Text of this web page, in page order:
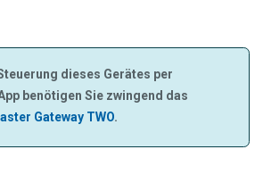
dieses Gerätes per
benötigen Sie zwingend das
Gateway TWO.